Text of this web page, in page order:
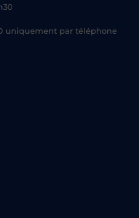
uniquement par téléphone